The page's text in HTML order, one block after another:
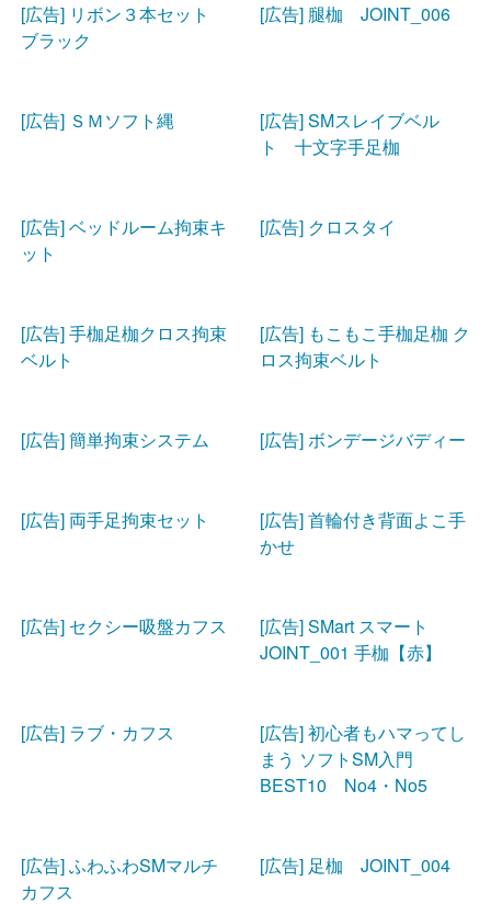
[広告] リボン３本セット
ブラック
[広告] 腿枷 JOINT_006
[広告] ＳＭソフト縄
[広告] SMスレイブベル
ト 十文字手足枷
[広告] ベッドルーム拘束キ
ット
[広告] クロスタイ
[広告] 手枷足枷クロス拘束
ベルト
[広告] もこもこ手枷足枷 ク
ロス拘束ベルト
[広告] 簡単拘束システム [広告] ボンデージバディー
[広告] 両手足拘束セット
[広告] 首輪付き背面よこ手
かせ
[広告] セクシー吸盤カフス
[広告] SMart スマート
JOINT_001 手枷【赤】
[広告] ラブ・カフス
[広告] 初心者もハマってし
まう ソフトSM入門
BEST10 No4・No5
[広告] ふわふわSMマルチ
カフス
[広告] 足枷 JOINT_004